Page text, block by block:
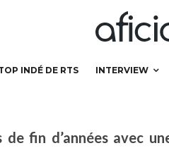
INDÉ DE RTS INTERVIEW
!
fin d’années avec